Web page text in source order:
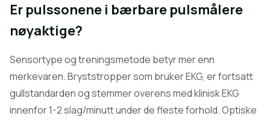
Er pulssonene i bærbare pulsmålere
nøyaktige?
Sensortype og treningsmetode betyr mer enn
merkevaren. Bryststropper som bruker EKG, er fortsatt
gullstandarden og stemmer overens med klinisk EKG
innenfor 1-2 slag/minutt under de fleste forhold. Optiske